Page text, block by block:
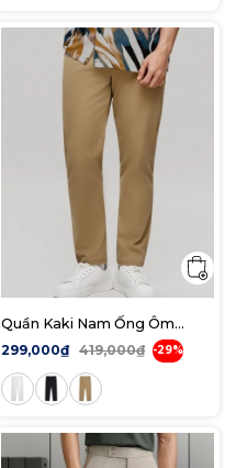
Quần Kaki Nam Ống Ôm
DetailLine Form Slim Straight
299,000₫ 419,000₫ -29%